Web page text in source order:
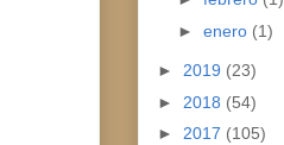
► enero (1)
► 2019 (23)
► 2018 (54)
► 2017 (105)